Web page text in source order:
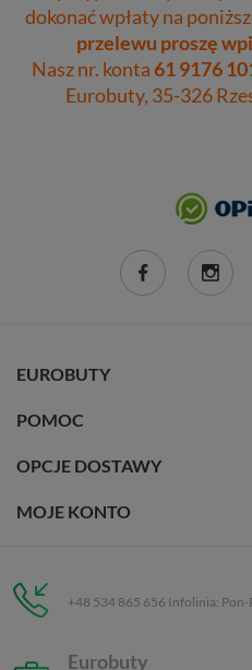
dokonać wpłaty na
przelewu proszę
Nasz nr. konta61 9176
Eurobuty, 35-326
EUROBUTY
POMOC
OPCJE DOSTAWY
MOJE KONTO
+48 534 865 656 Infolinia: Pon-
Eurobuty